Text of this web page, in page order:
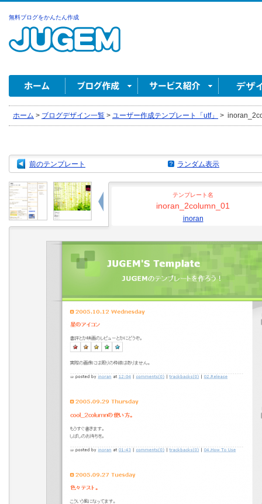
無料ブログをかんたん作成
ホーム > ブログデザイン一覧 > ユーザー作成テンプレート「utf」 >
前のテンプレート ランダム表示
テンプレート名
inoran_2column_01
inoran